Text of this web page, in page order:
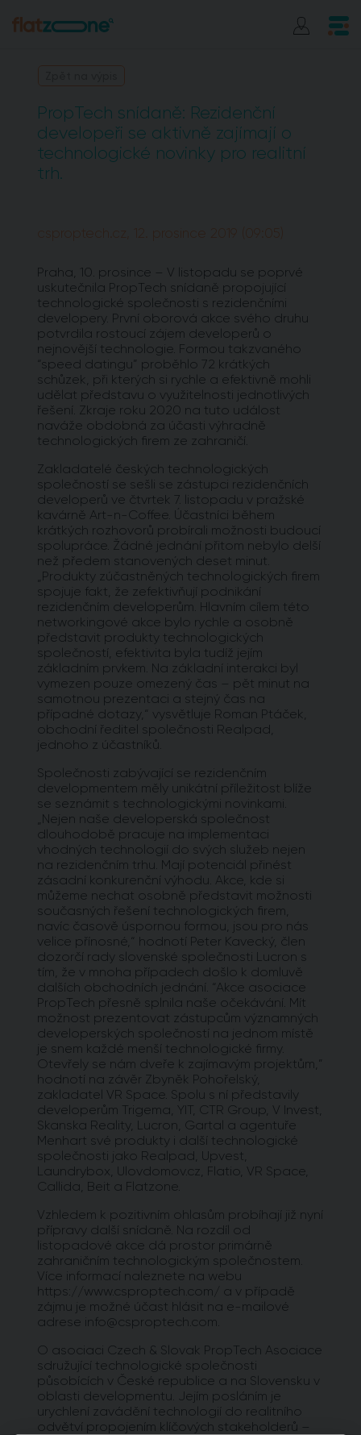
PropTech snídaně: Rezidenční
developeři se aktivně zajímají o
technologické novinky pro realitní
trh.
csproptech.cz, 12. prosince 2019 (09:05)
Praha, 10. prosince – V listopadu se poprvé
uskutečnila PropTech snídaně propojující
technologické společnosti s rezidenčními
developery. První oborová akce svého druhu
potvrdila rostoucí zájem developerů o
nejnovější technologie. Formou takzvaného
“speed datingu” proběhlo 72 krátkých
schůzek, při kterých si rychle a efektivně mohli
udělat představu o využitelnosti jednotlivých
řešení. Zkraje roku 2020 na tuto událost
naváže obdobná za účasti výhradně
technologických firem ze zahraničí.
Zakladatelé českých technologických
společností se sešli se zástupci rezidenčních
developerů ve čtvrtek 7. listopadu v pražské
kavárně Art-n-Coffee. Účastníci během
krátkých rozhovorů probírali možnosti budoucí
spolupráce. Žádné jednání přitom nebylo delší
než předem stanovených deset minut.
„Produkty zúčastněných technologických firem
spojuje fakt, že zefektivňují podnikání
rezidenčním developerům. Hlavním cílem této
networkingové akce bylo rychle a osobně
představit produkty technologických
společností, efektivita byla tudíž jejím
základním prvkem. Na základní interakci byl
vymezen pouze omezený čas – pět minut na
samotnou prezentaci a stejný čas na
případné dotazy,“ vysvětluje Roman Ptáček,
obchodní ředitel společnosti Realpad,
jednoho z účastníků.
Společnosti zabývající se rezidenčním
developmentem měly unikátní příležitost blíže
se seznámit s technologickými novinkami.
„Nejen naše developerská společnost
dlouhodobě pracuje na implementaci
vhodných technologií do svých služeb nejen
na rezidenčním trhu. Mají potenciál přinést
zásadní konkurenční výhodu. Akce, kde si
můžeme nechat osobně představit možnosti
současných řešení technologických firem,
navíc časově úspornou formou, jsou pro nás
velice přínosné,“ hodnotí Peter Kavecký, člen
dozorčí rady slovenské společnosti Lucron s
tím, že v mnoha případech došlo k domluvě
dalších obchodních jednání. “Akce asociace
PropTech přesně splnila naše očekávání. Mít
možnost prezentovat zástupcům významných
developerských společností na jednom místě
je snem každé menší technologické firmy.
Otevřely se nám dveře k zajímavým projektům,”
hodnotí na závěr Zbyněk Pohořelský,
zakladatel VR Space. Spolu s ní představily
developerům Trigema, YIT, CTR Group, V Invest,
Skanska Reality, Lucron, Gartal a agentuře
Menhart své produkty i další technologické
společnosti jako Realpad, Upvest,
Laundrybox, Ulovdomov.cz, Flatio, VR Space,
Callida, Beit a Flatzone.
Vzhledem k pozitivním ohlasům probíhají již nyní
přípravy další snídaně. Na rozdíl od
listopadové akce dá prostor primárně
zahraničním technologickým společnostem.
Více informací naleznete na webu
https://www.csproptech.com/ a v případě
zájmu je možné účast hlásit na e-mailové
adrese info@csproptech.com.
O asociaci Czech & Slovak PropTech Asociace
sdružující technologické společnosti
působících v České republice a na Slovensku v
oblasti developmentu. Jejím posláním je
urychlení zavádění technologií do realitního
odvětví propojením klíčových stakeholderů –